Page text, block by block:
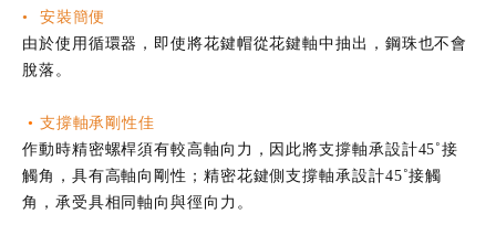
• 安裝簡便
由於使用循環器，即使將花鍵帽從花鍵軸中抽出，鋼珠也不會
脫落。
• 支撐軸承剛性佳
作動時精密螺桿須有較高軸向力，因此將支撐軸承設計45˚接
觸角，具有高軸向剛性；精密花鍵側支撐軸承設計45˚接觸
角，承受具相同軸向與徑向力。